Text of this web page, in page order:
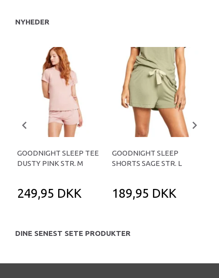
NYHEDER
GOODNIGHT SLEEP TEE
DUSTY PINK STR. M
249,95 DKK
GOODNIGHT SLEEP
SHORTS SAGE STR. L
189,95 DKK
DINE SENEST SETE PRODUKTER